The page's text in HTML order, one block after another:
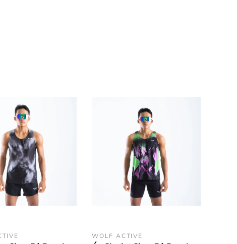
ngay lập tức và bay hơi cực nhanh, giữ cơ thể
WOLF ACTIVE